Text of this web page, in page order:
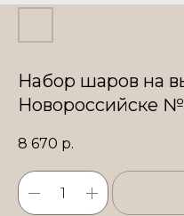
Набор шаров на
Новороссийске
8 670 р.